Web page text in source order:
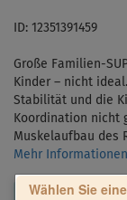
ID: 12351391459
Große Familien-
Kinder – nicht
Stabilität und die
Koordination nicht
Muskelaufbau des
Mehr Informationen
Wählen Sie